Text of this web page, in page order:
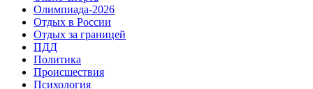
Олимпиада-2026
Отдых в России
Отдых за границей
ПДД
Политика
Происшествия
Психология